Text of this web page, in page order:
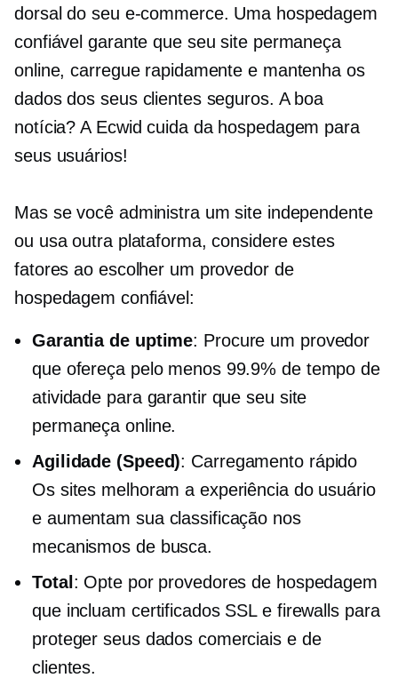
dorsal do seu e-commerce. Uma hospedagem
confiável garante que seu site permaneça
online, carregue rapidamente e mantenha os
dados dos seus clientes seguros. A boa
notícia? A Ecwid cuida da hospedagem para
seus usuários!
Mas se você administra um site independente
ou usa outra plataforma, considere estes
fatores ao escolher um provedor de
hospedagem confiável:
Garantia de uptime: Procure um provedor
que ofereça pelo menos 99.9% de tempo de
atividade para garantir que seu site
permaneça online.
Agilidade (Speed): Carregamento rápido
Os sites melhoram a experiência do usuário
e aumentam sua classificação nos
mecanismos de busca.
Total : Opte por provedores de hospedagem
que incluam certificados SSL e firewalls para
proteger seus dados comerciais e de
clientes.